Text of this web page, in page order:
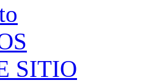
SITIO